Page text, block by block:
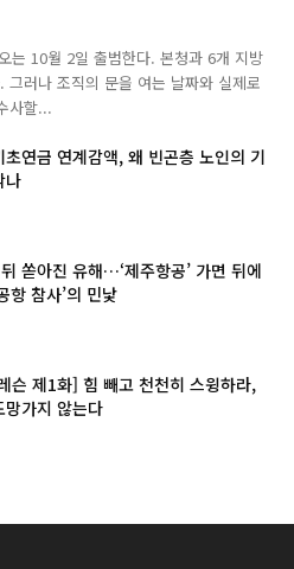
는 10월 2일 출범한다. 본청과 6개 지방
러나 조직의 문을 여는 날짜와 실제로
사할...
초연금 연계감액, 왜 빈곤층 노인의 기
나
쏟아진 유해…‘제주항공’ 가면 뒤에
항 참사’의 민낯
슨 제1화] 힘 빼고 천천히 스윙하라,
망가지 않는다